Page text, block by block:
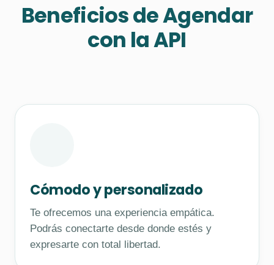
Beneficios de Agendar
con la API
Cómodo y personalizado
Te ofrecemos una experiencia empática.
Podrás conectarte desde donde estés y
expresarte con total libertad.